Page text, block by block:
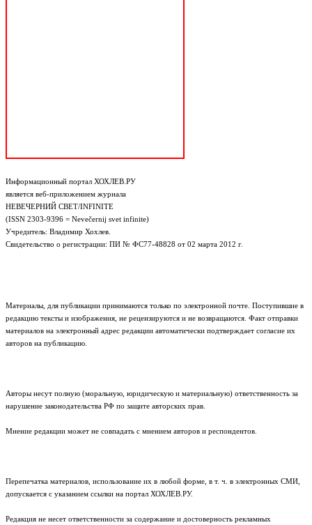
Информационный портал ХОХЛЕВ.РУ
является веб-приложением журнала
НЕВЕЧЕРНИЙ СВЕТ/INFINITE
(ISSN 2303-9396 = Nevečernij svet infinite)
Учредитель: Владимир Хохлев.
Свидетельство о регистрации: ПИ № ФС77-48828 от 02 марта 2012 г.
Материалы, для публикации принимаются только по электронной почте. Поступившие в
редакцию тексты и изображения, не рецензируются и не возвращаются. Факт отправки
материалов на электронный адрес редакции автоматически подтверждает согласие их
авторов на публикацию.
Авторы несут полную (моральную, юридическую и материальную) ответственность за
нарушение законодательства РФ по защите авторских прав.
Мнение редакции может не совпадать с мнением авторов и респондентов.
Перепечатка материалов, использование их в любой форме, в т. ч. в электронных СМИ,
допускается с указанием ссылки на портал ХОХЛЕВ.РУ.
Редакция не несет ответственности за содержание и достоверность рекламных